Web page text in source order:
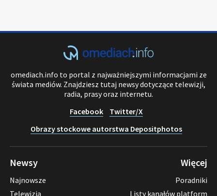
omediach.info to portal z najważniejszymi informacjami ze
świata mediów. Znajdziesz tutaj newsy dotyczące telewizji,
radia, prasy oraz internetu.
Facebook
Twitter/X
Obrazy stockowe autorstwa Depositphotos
Newsy
Najnowsze
Telewizja
Więcej
Poradniki
Listy kanałów platform